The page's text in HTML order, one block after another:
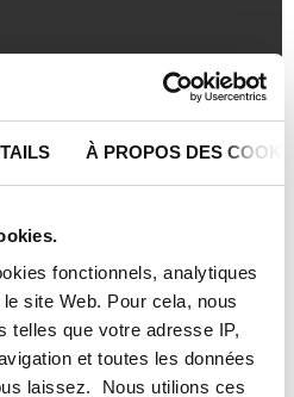
À PROPOS DES
fonctionnels, analytiques
site Web. Pour cela, nous
telles que votre adresse IP,
et toutes les données
laissez. Nous utilions ces
afin de pouvoir passer
de TS Métaux
ligne